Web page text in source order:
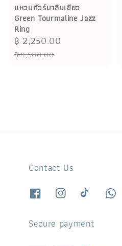
แหวนทัวร์มาลีนเขียว
Green Tourmaline Jazz
Ring
Sale
price
฿ 2,250.00
฿ 3,500.00
Contact Us
Secure payment